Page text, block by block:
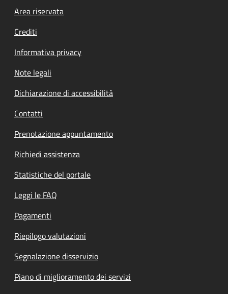
Footer menu
Area riservata
Crediti
Informativa privacy
Note legali
Dichiarazione di accessibilità
Contatti
Prenotazione appuntamento
Richiedi assistenza
Statistiche del portale
Leggi le FAQ
Pagamenti
Riepilogo valutazioni
Segnalazione disservizio
Piano di miglioramento dei servizi